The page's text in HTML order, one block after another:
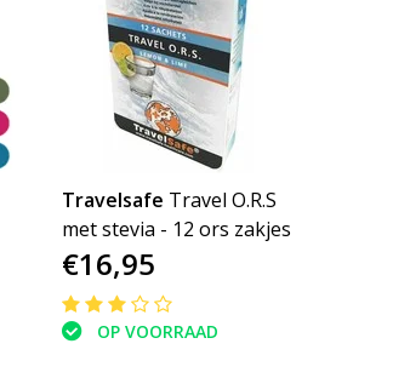
Travelsafe Travel O.R.S
met stevia - 12 ors zakjes
€16,95
OP VOORRAAD